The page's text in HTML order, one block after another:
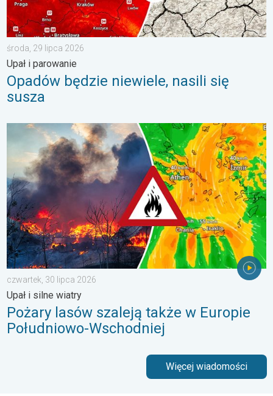
środa, 29 lipca 2026
Upał i parowanie
Opadów będzie niewiele, nasili się
susza
Pożary lasów szaleją także w Europie Południowo-
czwartek, 30 lipca 2026
Upał i silne wiatry
Pożary lasów szaleją także w Europie
Południowo-Wschodniej
Więcej wiadomości